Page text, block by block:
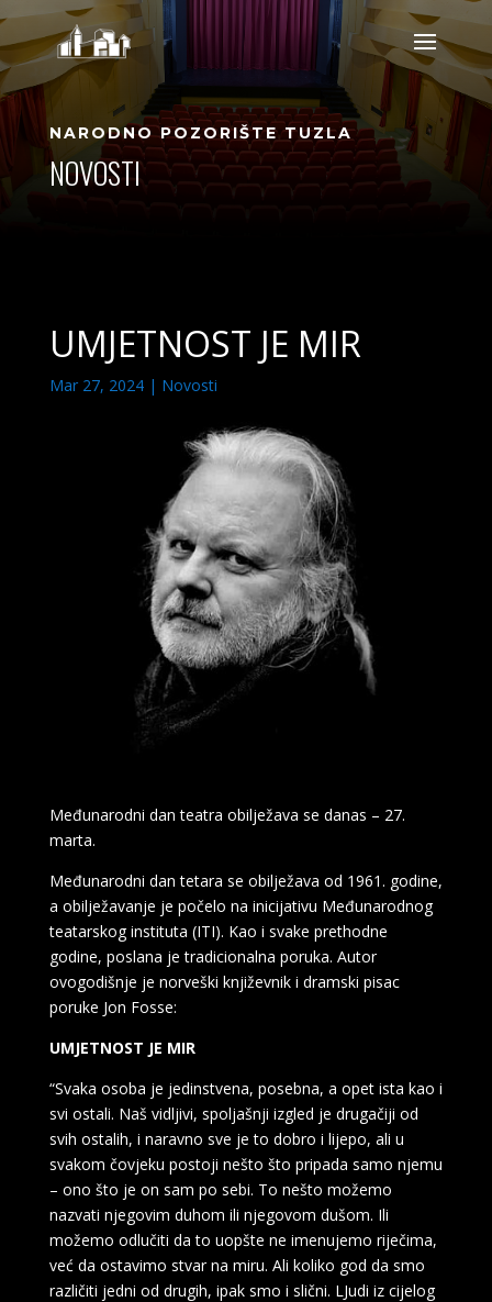
NARODNO POZORIŠTE TUZLA
NOVOSTI
UMJETNOST JE MIR
Mar 27, 2024| Novosti
Međunarodni dan teatra obilježava se danas – 27.
marta.
Međunarodni dan tetara se obilježava od 1961. godine,
a obilježavanje je počelo na inicijativu Međunarodnog
teatarskog instituta (ITI). Kao i svake prethodne
godine, poslana je tradicionalna poruka. Autor
ovogodišnje je norveški književnik i dramski pisac
poruke Jon Fosse:
UMJETNOST JE MIR
“Svaka osoba je jedinstvena, posebna, a opet ista kao i
svi ostali. Naš vidljivi, spoljašnji izgled je drugačiji od
svih ostalih, i naravno sve je to dobro i lijepo, ali u
svakom čovjeku postoji nešto što pripada samo njemu
– ono što je on sam po sebi. To nešto možemo
nazvati njegovim duhom ili njegovom dušom. Ili
možemo odlučiti da to uopšte ne imenujemo riječima,
već da ostavimo stvar na miru. Ali koliko god da smo
različiti jedni od drugih, ipak smo i slični. LJudi iz cijelog